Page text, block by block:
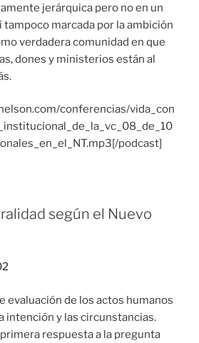
jerárquica pero no en un
tampoco marcada por la ambición
verdadera comunidad en que
dones y ministerios están al
conferencias/vida_con
podcast]
según el Nuevo
evaluación de los actos humanos
intención y las circunstancias.
respuesta a la pregunta